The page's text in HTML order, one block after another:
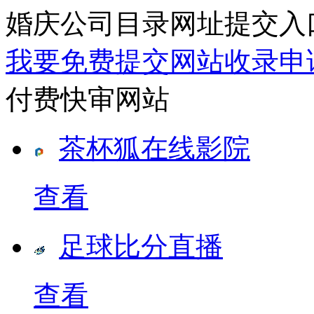
婚庆公司目录网址提交入
我要免费提交网站收录申
付费快审网站
茶杯狐在线影院
查看
足球比分直播
查看